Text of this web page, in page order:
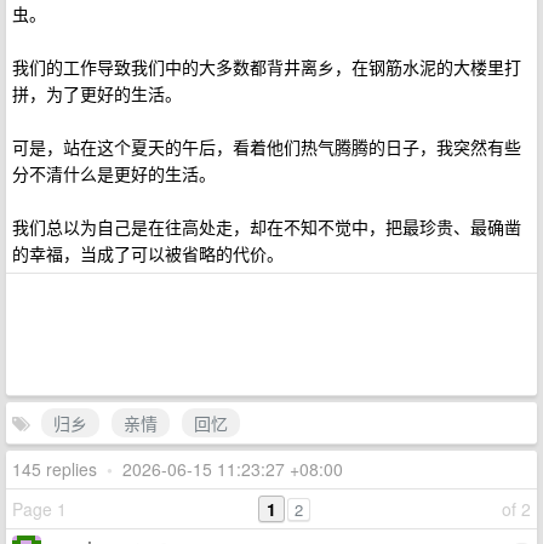
虫。
我们的工作导致我们中的大多数都背井离乡，在钢筋水泥的大楼里打
拼，为了更好的生活。
可是，站在这个夏天的午后，看着他们热气腾腾的日子，我突然有些
分不清什么是更好的生活。
我们总以为自己是在往高处走，却在不知不觉中，把最珍贵、最确凿
的幸福，当成了可以被省略的代价。
归乡 亲情
回忆
145 replies • 2026-06-15 11:23:27 +08:00
Page 1
of 2
1 2